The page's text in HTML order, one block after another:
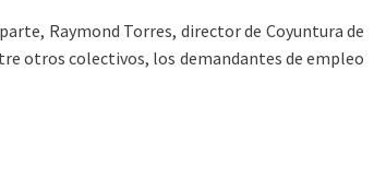
Raymond Torres, director de Coyuntura de
otros colectivos, los demandantes de empleo